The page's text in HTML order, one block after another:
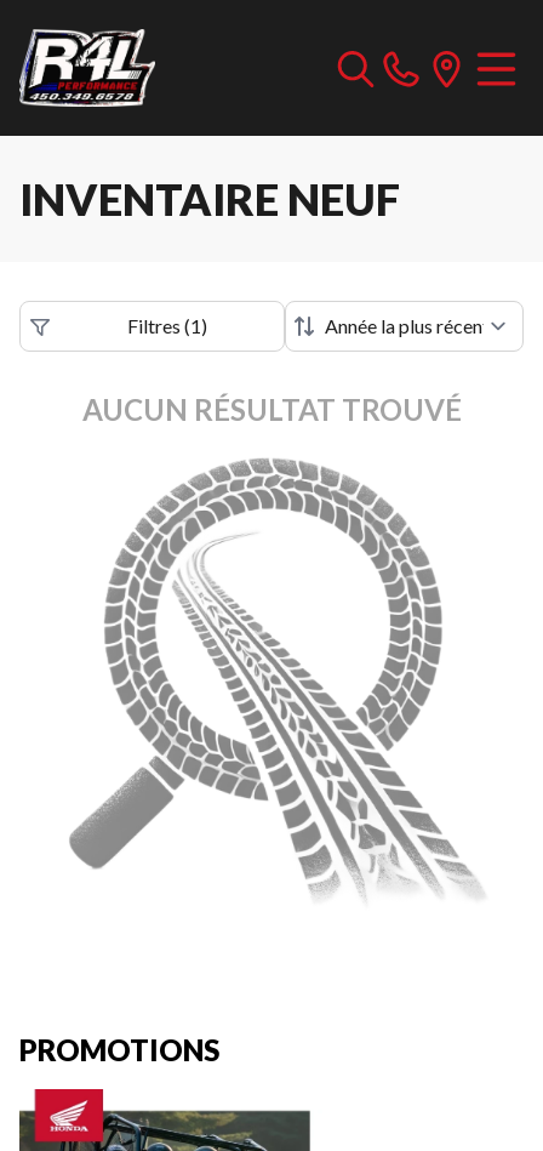
INVENTAIRE NEUF
Filtres (1)
AUCUN RÉSULTAT TROUVÉ
PROMOTIONS